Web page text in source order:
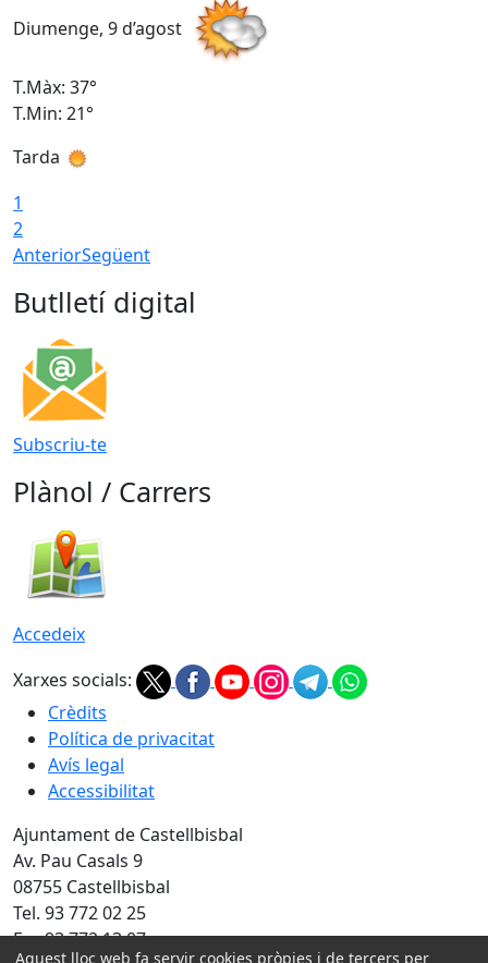
Diumenge, 9 d’agost
T.Màx: 37°
T.Min: 21°
Tarda
1
2
AnteriorSegüent
Butlletí digital
Subscriu-te
Plànol / Carrers
Accedeix
Xarxes socials:
Crèdits
Política de privacitat
Avís legal
Accessibilitat
Ajuntament de Castellbisbal
Av. Pau Casals 9
08755 Castellbisbal
Tel. 93 772 02 25
Fax 93 772 13 07
Aquest lloc web fa servir cookies pròpies i de tercers per